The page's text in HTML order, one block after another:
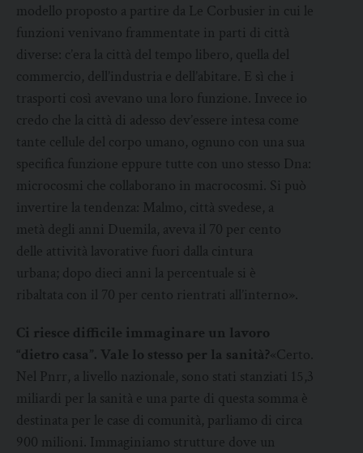
modello proposto a partire da Le Corbusier in cui le
funzioni venivano frammentate in parti di città
diverse: c’era la città del tempo libero, quella del
commercio, dell’industria e dell’abitare. E sì che i
trasporti così avevano una loro funzione. Invece io
credo che la città di adesso dev’essere intesa come
tante cellule del corpo umano, ognuno con una sua
specifica funzione eppure tutte con uno stesso Dna:
microcosmi che collaborano in macrocosmi. Si può
invertire la tendenza: Malmo, città svedese, a
metà degli anni Duemila, aveva il 70 per cento
delle attività lavorative fuori dalla cintura
urbana; dopo dieci anni la percentuale si è
ribaltata con il 70 per cento rientrati all’interno».
Ci riesce difficile immaginare un lavoro
“dietro casa”. Vale lo stesso per la sanità?«Certo.
Nel Pnrr, a livello nazionale, sono stati stanziati 15,3
miliardi per la sanità e una parte di questa somma è
destinata per le case di comunità, parliamo di circa
900 milioni. Immaginiamo strutture dove un